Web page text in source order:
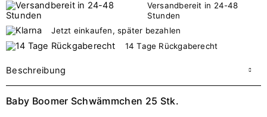
Versandbereit in 24-48
Stunden
Jetzt einkaufen, später bezahlen
14 Tage Rückgaberecht
Beschreibung
Baby Boomer Schwämmchen 25 Stk.